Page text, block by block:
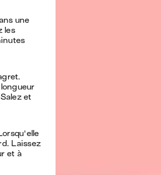
une
les
et
Laissez
et à